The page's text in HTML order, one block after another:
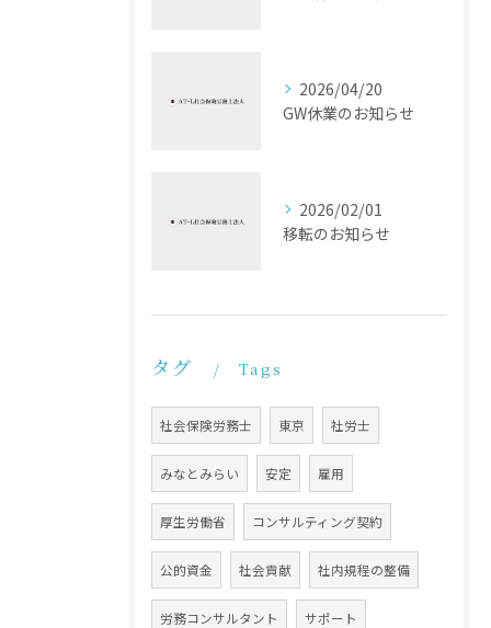
2026/04/20
GW休業のお知らせ
2026/02/01
移転のお知らせ
タグ Tags
社会保険労務士 東京 社労士
みなとみらい 安定 雇用
厚生労働省 コンサルティング契約
公的資金 社会貢献 社内規程の整備
労務コンサルタント サポート